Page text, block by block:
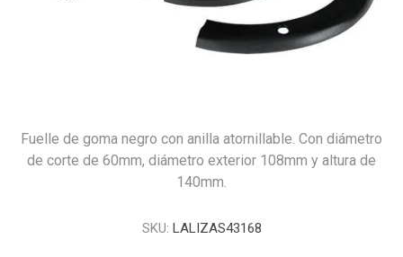
Fuelle de goma negro con anilla atornillable. Con diámetro
de corte de 60mm, diámetro exterior 108mm y altura de
140mm.
SKU: LALIZAS43168